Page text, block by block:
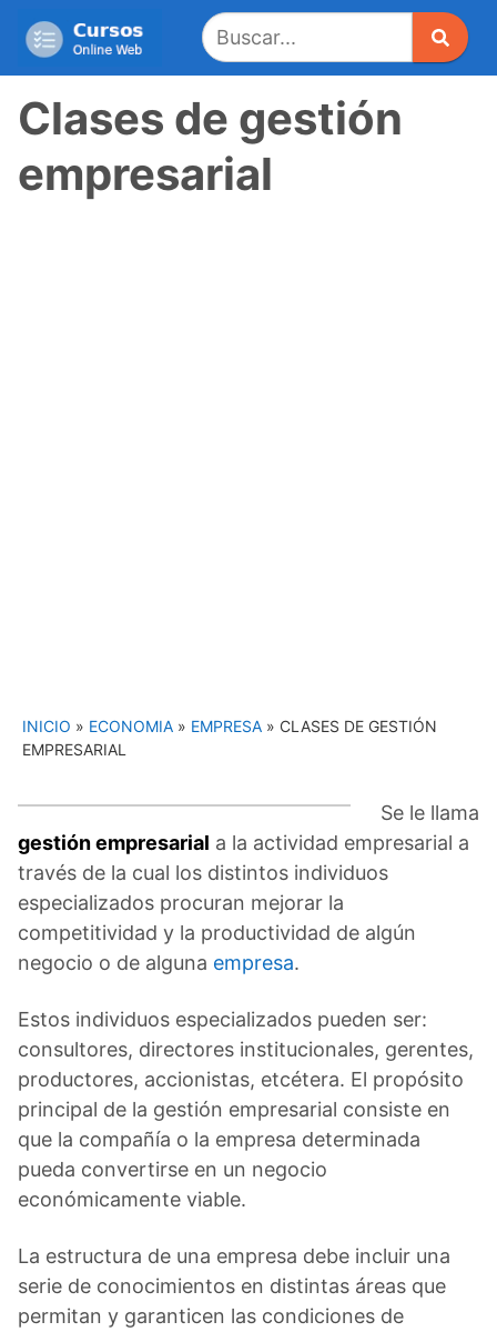
Clases de gestión
empresarial
INICIO » ECONOMIA » EMPRESA » CLASES DE GESTIÓN
EMPRESARIAL
Se le llama
gestión empresarial a la actividad empresarial a
través de la cual los distintos individuos
especializados procuran mejorar la
competitividad y la productividad de algún
negocio o de alguna empresa.
Estos individuos especializados pueden ser:
consultores, directores institucionales, gerentes,
productores, accionistas, etcétera. El propósito
principal de la gestión empresarial consiste en
que la compañía o la empresa determinada
pueda convertirse en un negocio
económicamente viable.
La estructura de una empresa debe incluir una
serie de conocimientos en distintas áreas que
permitan y garanticen las condiciones de